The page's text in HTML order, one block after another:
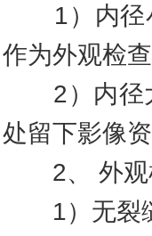
1）内径小
作为外观检
2）内径大
处留下影像
2、 外观
1）无裂缝